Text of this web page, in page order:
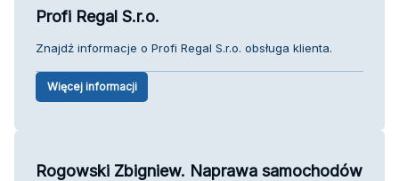
Profi Regal S.r.o.
Znajdź informacje o Profi Regal S.r.o. obsługa klienta.
Więcej informacji
Rogowski Zbigniew. Naprawa samochodów